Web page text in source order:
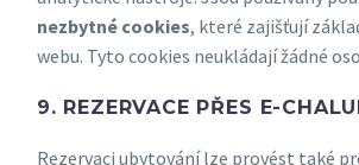
nezbytné cookies, které zajišťují
webu. Tyto cookies neukládají žádné
9. REZERVACE PŘES E-
Rezervaci ubytování lze provést také